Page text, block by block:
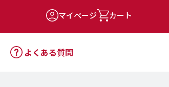
マイページ カート
よくある質問